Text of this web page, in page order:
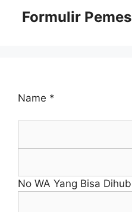
Formulir
Name *
No WA Yang Bisa